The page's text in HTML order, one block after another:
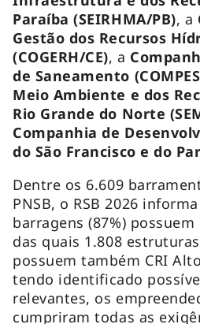
Paraíba (SEIRHMA/PB), a
Gestão dos Recursos
(COGERH/CE), a
de Saneamento
Meio Ambiente e dos
Rio Grande do Norte
Companhia de
do São Francisco e do
Dentre os 6.609
PNSB, o RSB 2026
barragens (87%)
das quais 1.808
possuem também CRI
tendo identificado
relevantes, os
cumpriram todas as